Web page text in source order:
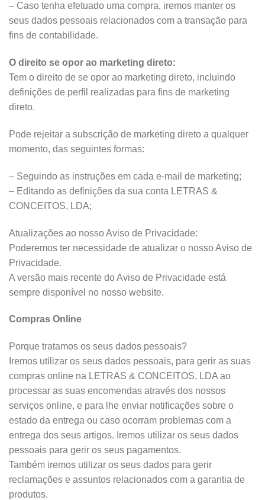
– Caso tenha efetuado uma compra, iremos manter os
seus dados pessoais relacionados com a transação para
fins de contabilidade.
O direito se opor ao marketing direto:
Tem o direito de se opor ao marketing direto, incluindo
definições de perfil realizadas para fins de marketing
direto.
Pode rejeitar a subscrição de marketing direto a qualquer
momento, das seguintes formas:
– Seguindo as instruções em cada e-mail de marketing;
– Editando as definições da sua conta LETRAS &
CONCEITOS, LDA;
Atualizações ao nosso Aviso de Privacidade:
Poderemos ter necessidade de atualizar o nosso Aviso de
Privacidade.
A versão mais recente do Aviso de Privacidade está
sempre disponível no nosso website.
Compras Online
Porque tratamos os seus dados pessoais?
Iremos utilizar os seus dados pessoais, para gerir as suas
compras online na LETRAS & CONCEITOS, LDA ao
processar as suas encomendas através dos nossos
serviços online, e para lhe enviar notificações sobre o
estado da entrega ou caso ocorram problemas com a
entrega dos seus artigos. Iremos utilizar os seus dados
pessoais para gerir os seus pagamentos.
Também iremos utilizar os seus dados para gerir
reclamações e assuntos relacionados com a garantia de
produtos.